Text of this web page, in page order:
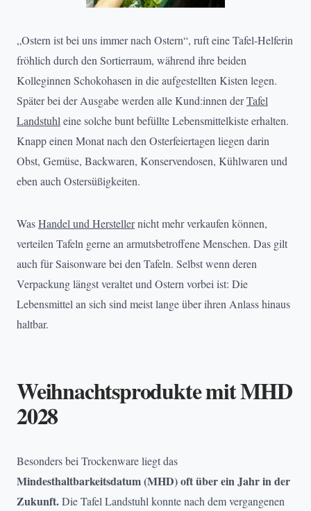
„Ostern ist bei uns immer nach Ostern“, ruft eine Tafel-Helferin
fröhlich durch den Sortierraum, während ihre beiden
Kolleginnen Schokohasen in die aufgestellten Kisten legen.
Später bei der Ausgabe werden alle Kund:innen derTafel
Landstuhl eine solche bunt befüllte Lebensmittelkiste erhalten.
Knapp einen Monat nach den Osterfeiertagen liegen darin
Obst, Gemüse, Backwaren, Konservendosen, Kühlwaren und
eben auch Ostersüßigkeiten.
WasHandel und Herstellernicht mehr verkaufen können,
verteilen Tafeln gerne an armutsbetroffene Menschen. Das gilt
auch für Saisonware bei den Tafeln. Selbst wenn deren
Verpackung längst veraltet und Ostern vorbei ist: Die
Lebensmittel an sich sind meist lange über ihren Anlass hinaus
haltbar.
Weihnachtsprodukte mit MHD
2028
Besonders bei Trockenware liegt das
Mindesthaltbarkeitsdatum (MHD) oft über ein Jahr in der
Zukunft.Die Tafel Landstuhl konnte nach dem vergangenen